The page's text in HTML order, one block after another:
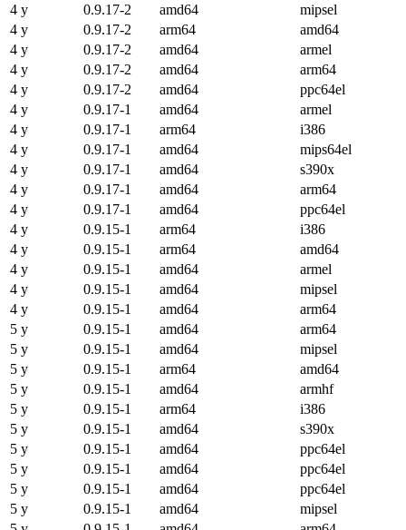
4 y
0.9.17-2 amd64
mipsel
4 y
0.9.17-2 arm64
amd64
4 y
0.9.17-2 amd64
armel
4 y
0.9.17-2 amd64
arm64
4 y
0.9.17-2 amd64
ppc64el
4 y
0.9.17-1 amd64
armel
4 y
0.9.17-1 arm64
i386
4 y
0.9.17-1 amd64
mips64el
4 y
0.9.17-1 amd64
s390x
4 y
0.9.17-1 amd64
arm64
4 y
0.9.17-1 amd64
ppc64el
4 y
0.9.15-1 arm64
i386
4 y
0.9.15-1 arm64
amd64
4 y
0.9.15-1 amd64
armel
4 y
0.9.15-1 amd64
mipsel
4 y
0.9.15-1 amd64
arm64
5 y
0.9.15-1 amd64
arm64
5 y
0.9.15-1 amd64
mipsel
5 y
0.9.15-1 arm64
amd64
5 y
0.9.15-1 amd64
armhf
5 y
0.9.15-1 arm64
i386
5 y
0.9.15-1 amd64
s390x
5 y
0.9.15-1 amd64
ppc64el
5 y
0.9.15-1 amd64
ppc64el
5 y
0.9.15-1 amd64
ppc64el
5 y
0.9.15-1 amd64
mipsel